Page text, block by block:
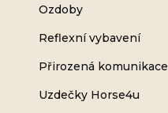
Ozdoby
Reflexní vybavení
Přirozená komunikace
Uzdečky Horse4u